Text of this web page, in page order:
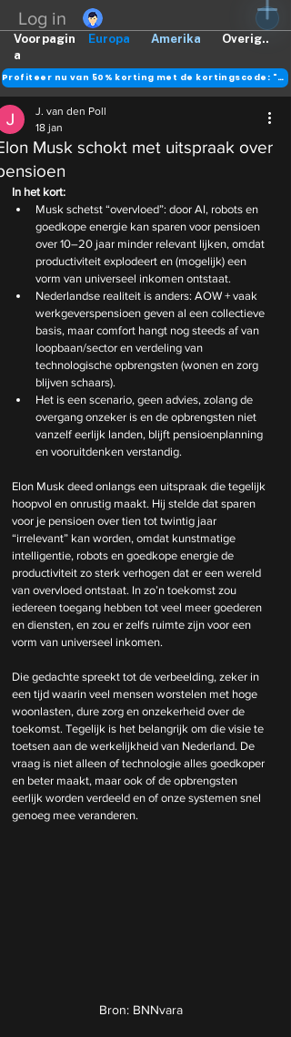
Log in
Europa Amerika Overig..
Voorpagin
a
Profiteer nu van 50% korting met de kortingscode: "DANK"
Musk schokt met uitspraak over
J. van den Poll
18 jan
In het kort:
Musk schetst “overvloed”: door AI, robots en
goedkope energie kan sparen voor pensioen
over 10–20 jaar minder relevant lijken, omdat
productiviteit explodeert en (mogelijk) een
vorm van universeel inkomen ontstaat.
Nederlandse realiteit is anders: AOW + vaak
werkgeverspensioen geven al een collectieve
basis, maar comfort hangt nog steeds af van
loopbaan/sector en verdeling van
technologische opbrengsten (wonen en zorg
blijven schaars).
Het is een scenario, geen advies, zolang de
overgang onzeker is en de opbrengsten niet
vanzelf eerlijk landen, blijft pensioenplanning
en vooruitdenken verstandig.
Elon Musk deed onlangs een uitspraak die tegelijk
hoopvol en onrustig maakt. Hij stelde dat sparen
voor je pensioen over tien tot twintig jaar
“irrelevant” kan worden, omdat kunstmatige
intelligentie, robots en goedkope energie de
productiviteit zo sterk verhogen dat er een wereld
van overvloed ontstaat. In zo’n toekomst zou
iedereen toegang hebben tot veel meer goederen
en diensten, en zou er zelfs ruimte zijn voor een
vorm van universeel inkomen.
Die gedachte spreekt tot de verbeelding, zeker in
een tijd waarin veel mensen worstelen met hoge
woonlasten, dure zorg en onzekerheid over de
toekomst. Tegelijk is het belangrijk om die visie te
toetsen aan de werkelijkheid van Nederland. De
vraag is niet alleen of technologie alles goedkoper
en beter maakt, maar ook of de opbrengsten
eerlijk worden verdeeld en of onze systemen snel
genoeg mee veranderen.
Bron: BNNvara